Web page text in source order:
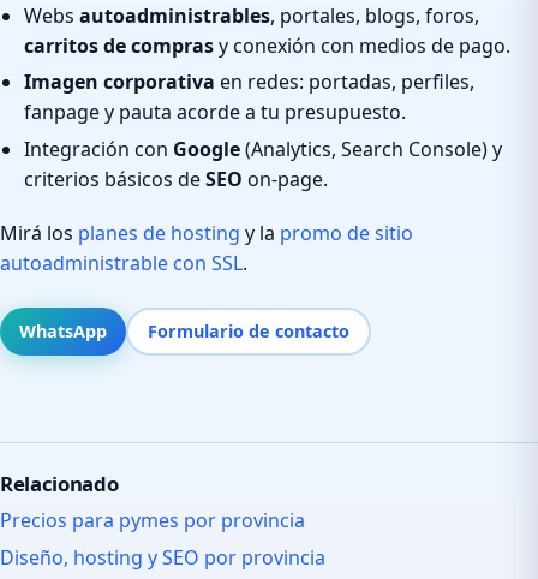
Webs autoadministrables, portales, blogs, foros,
carritos de comprasy conexión con medios de pago.
Imagen corporativa en redes: portadas, perfiles,
fanpage y pauta acorde a tu presupuesto.
Integración con Google(Analytics, Search Console) y
criterios básicos deSEO on-page.
Mirá los planes de hosting y la promo de sitio
autoadministrable con SSL.
WhatsApp Formulario de contacto
Relacionado
Precios para pymes por provincia
Diseño, hosting y SEO por provincia